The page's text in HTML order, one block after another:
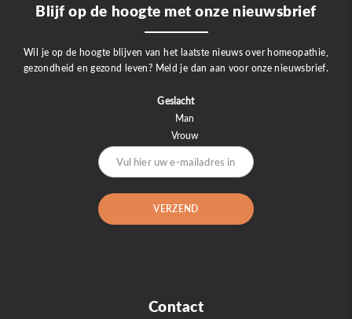
Contact
Blijf op de hoogte met onze nieuwsbrief
Wil je op de hoogte blijven van het laatste nieuws over homeopathie,
gezondheid en gezond leven? Meld je dan aan voor onze nieuwsbrief.
Geslacht
Man
Vrouw